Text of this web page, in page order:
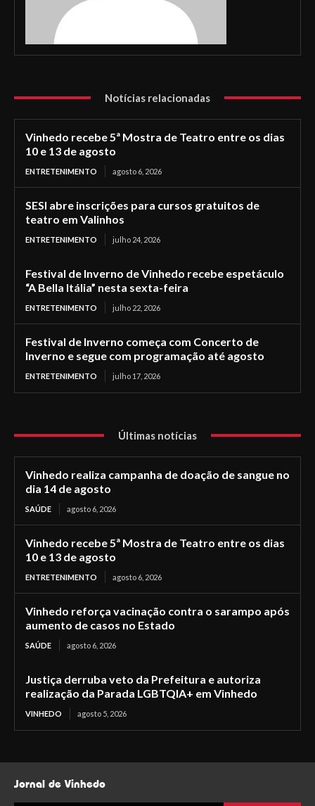
Notícias relacionadas
Vinhedo recebe 5ª Mostra de Teatro entre os dias
10 e 13 de agosto
ENTRETENIMENTO agosto 6, 2026
SESI abre inscrições para cursos gratuitos de
teatro em Valinhos
ENTRETENIMENTO julho 24, 2026
Festival de Inverno de Vinhedo recebe espetáculo
“A Bella Itália” nesta sexta-feira
ENTRETENIMENTO julho 22, 2026
Festival de Inverno começa com Concerto de
Inverno e segue com programação até agosto
ENTRETENIMENTO julho 17, 2026
Últimas notícias
Vinhedo realiza campanha de doação de sangue no
dia 14 de agosto
SAÚDE agosto 6, 2026
Vinhedo recebe 5ª Mostra de Teatro entre os dias
10 e 13 de agosto
ENTRETENIMENTO agosto 6, 2026
Vinhedo reforça vacinação contra o sarampo após
aumento de casos no Estado
SAÚDE agosto 6, 2026
Justiça derruba veto da Prefeitura e autoriza
realização da Parada LGBTQIA+ em Vinhedo
VINHEDO agosto 5, 2026
Jornal de Vinhedo